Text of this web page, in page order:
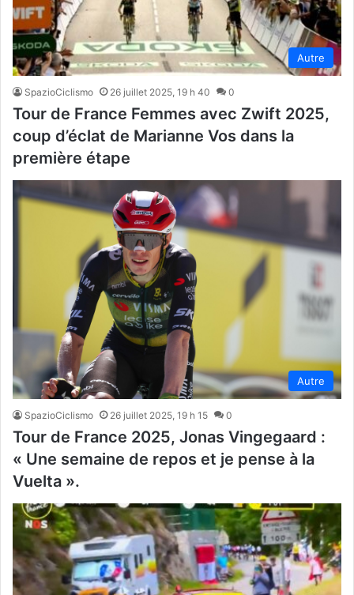
Autre
SpazioCiclismo 26 juillet 2025, 19 h 40 0
Tour de France Femmes avec Zwift 2025,
coup d’éclat de Marianne Vos dans la
première étape
Autre
SpazioCiclismo 26 juillet 2025, 19 h 15 0
Tour de France 2025, Jonas Vingegaard :
« Une semaine de repos et je pense à la
Vuelta ».